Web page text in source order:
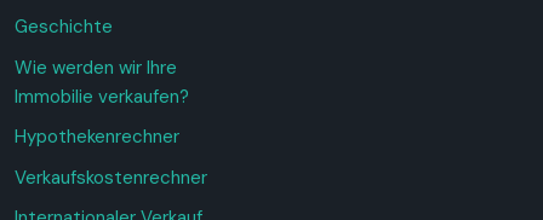
Geschichte
Wie werden wir Ihre
Immobilie verkaufen?
Hypothekenrechner
Verkaufskostenrechner